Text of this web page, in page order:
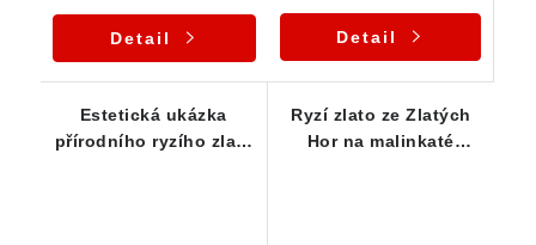
Detail Detail
Estetická ukázka
přírodního ryzího zlata
Ryzí zlato ze Zlatých
Hor na malinkaté